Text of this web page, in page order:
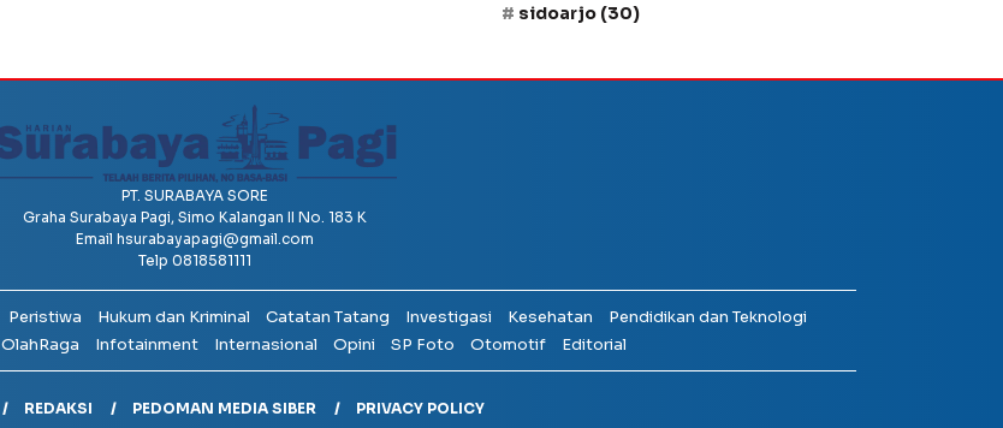
sidoarjo (30)
PT. SURABAYA SORE
Graha Surabaya Pagi, Simo Kalangan II No. 183 K
Email hsurabayapagi@gmail.com
Telp 0818581111
Peristiwa Hukum dan Kriminal Catatan Tatang Investigasi Kesehatan
Pendidikan dan Teknologi
OlahRaga Infotainment Internasional Opini SP Foto Otomotif Editorial
REDAKSI PEDOMAN MEDIA SIBER PRIVACY POLICY